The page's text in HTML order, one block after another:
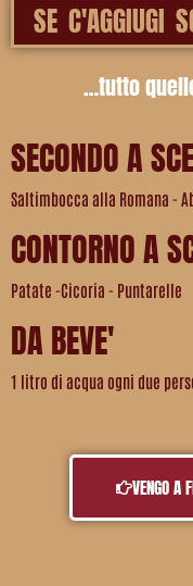
SE C'AGGIUGI
…tutto
SECONDO A
Saltimbocca alla Romana -
CONTORNO A
Patate -Cicoria - Puntarelle
DA BEVE'
1 litro di acqua ogni due
VENGO A